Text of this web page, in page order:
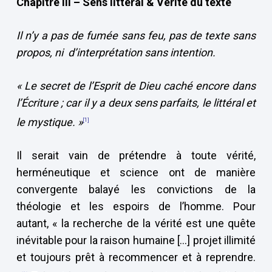
Il n’y a pas de fumée sans feu, pas de texte sans
propos, ni d’interprétation sans intention.
« Le secret de l’Esprit de Dieu caché encore dans
l’Écriture ; car il y a deux sens parfaits, le littéral et
le mystique. »[1]
Il serait vain de prétendre à toute vérité,
herméneutique et science ont de manière
convergente balayé les convictions de la
théologie et les espoirs de l’homme. Pour
autant, « la recherche de la vérité est une quête
inévitable pour la raison humaine […] projet illimité
et toujours prêt à recommencer et à reprendre.